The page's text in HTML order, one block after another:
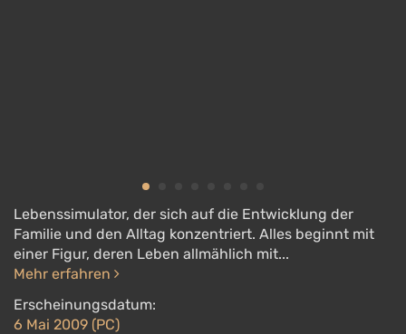
Lebenssimulator, der sich auf die Entwicklung der
Familie und den Alltag konzentriert. Alles beginnt mit
einer Figur, deren Leben allmählich mit...
Mehr erfahren
Erscheinungsdatum:
6 Mai 2009 (PC)